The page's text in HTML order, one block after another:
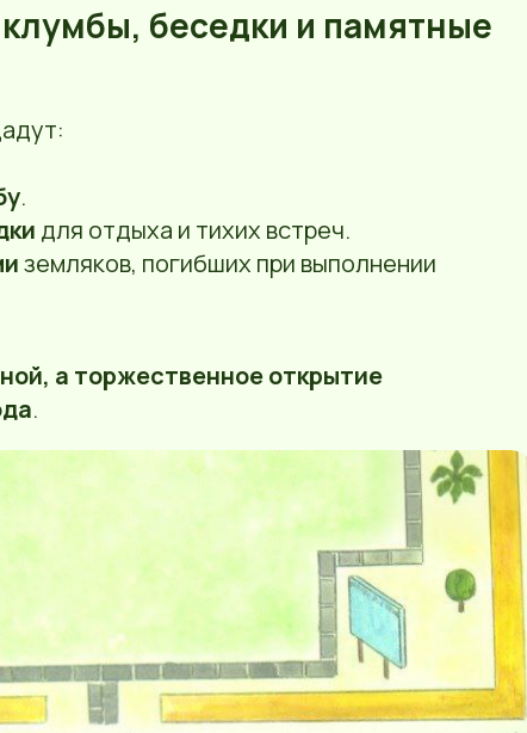
клумбы, беседки и памятные
.
для отдыха и тихих встреч.
земляков, погибших при выполнении
а торжественное открытие
.